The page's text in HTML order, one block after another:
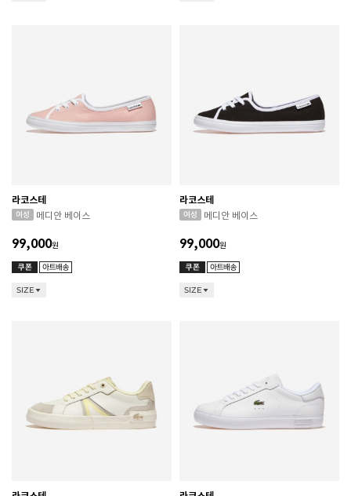
라코스테
메디안 베이스
99,000원
SIZE
라코스테
메디안 베이스
99,000원
SIZE